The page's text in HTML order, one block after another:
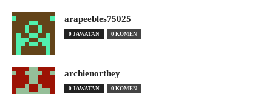
arapeebles75025
0 JAWATAN 0 KOMEN
archienorthey
0 JAWATAN 0 KOMEN